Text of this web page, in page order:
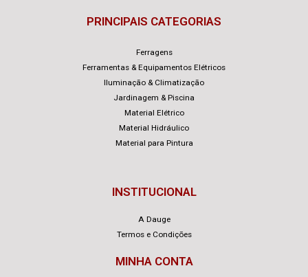
PRINCIPAIS CATEGORIAS
Ferragens
Ferramentas & Equipamentos Elétricos
Iluminação & Climatização
Jardinagem & Piscina
Material Elétrico
Material Hidráulico
Material para Pintura
INSTITUCIONAL
A Dauge
Termos e Condições
MINHA CONTA